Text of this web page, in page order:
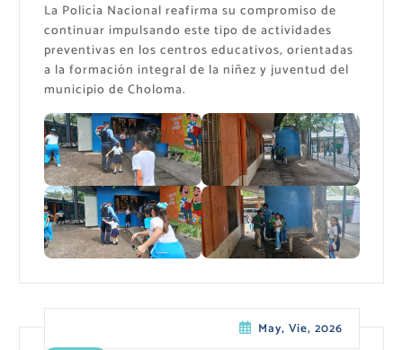
La Policía Nacional reafirma su compromiso de
continuar impulsando este tipo de actividades
preventivas en los centros educativos, orientadas
a la formación integral de la niñez y juventud del
municipio de Choloma.
May, Vie, 2026